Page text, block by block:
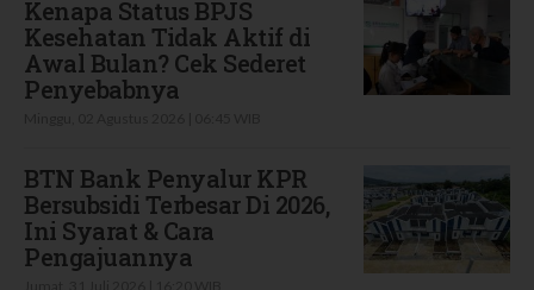
Kenapa Status BPJS
Kesehatan Tidak Aktif di
Awal Bulan? Cek Sederet
Penyebabnya
BTN Bank Penyalur KPR
Bersubsidi Terbesar Di 2026,
Ini Syarat & Cara
Pengajuannya